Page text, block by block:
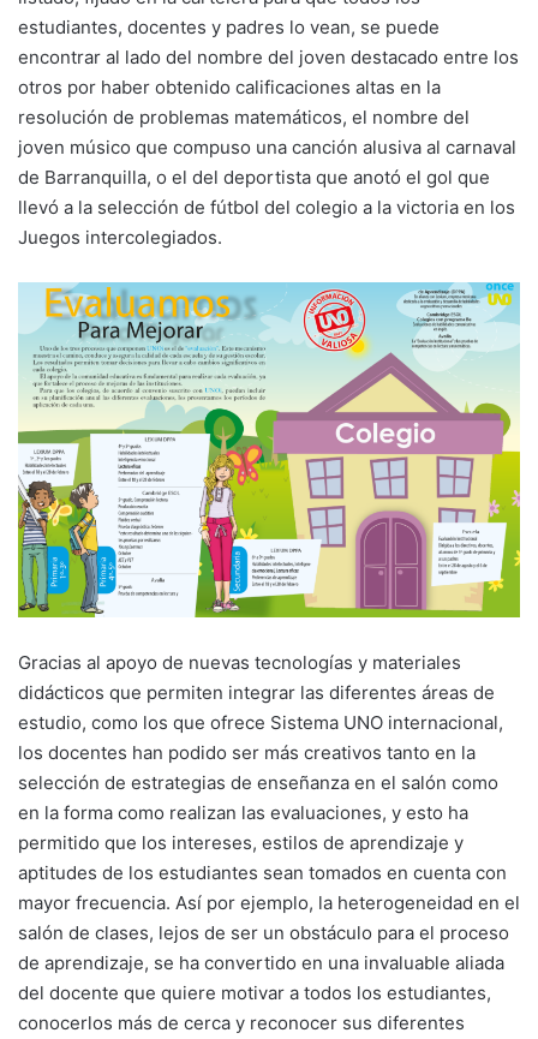
estudiantes, docentes y padres lo vean, se puede
encontrar al lado del nombre del joven destacado entre los
otros por haber obtenido calificaciones altas en la
resolución de problemas matemáticos, el nombre del
joven músico que compuso una canción alusiva al carnaval
de Barranquilla, o el del deportista que anotó el gol que
llevó a la selección de fútbol del colegio a la victoria en los
Juegos intercolegiados.
Gracias al apoyo de nuevas tecnologías y materiales
didácticos que permiten integrar las diferentes áreas de
estudio, como los que ofrece Sistema UNO internacional,
los docentes han podido ser más creativos tanto en la
selección de estrategias de enseñanza en el salón como
en la forma como realizan las evaluaciones, y esto ha
permitido que los intereses, estilos de aprendizaje y
aptitudes de los estudiantes sean tomados en cuenta con
mayor frecuencia. Así por ejemplo, la heterogeneidad en el
salón de clases, lejos de ser un obstáculo para el proceso
de aprendizaje, se ha convertido en una invaluable aliada
del docente que quiere motivar a todos los estudiantes,
conocerlos más de cerca y reconocer sus diferentes